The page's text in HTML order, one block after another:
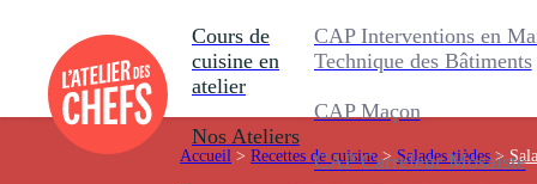
Cours de
cuisine en
atelier
Nos Ateliers
CAP Interventions en
Technique des Bâtiments
CAP Maçon
CAP Carreleur Mosaïste
Accueil > Recettes de cuisine > Salades tièdes >